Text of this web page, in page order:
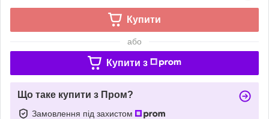
Купити
або
Купити з
Що таке купити з Пром?
Замовлення під захистом